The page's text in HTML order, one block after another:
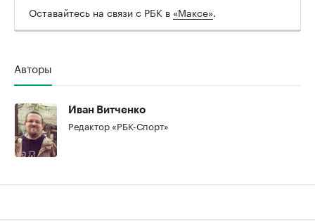
00:00 / 00:00
Оставайтесь на связи с РБК в «Максе».
Авторы
Иван Витченко
Редактор «РБК-Спорт»